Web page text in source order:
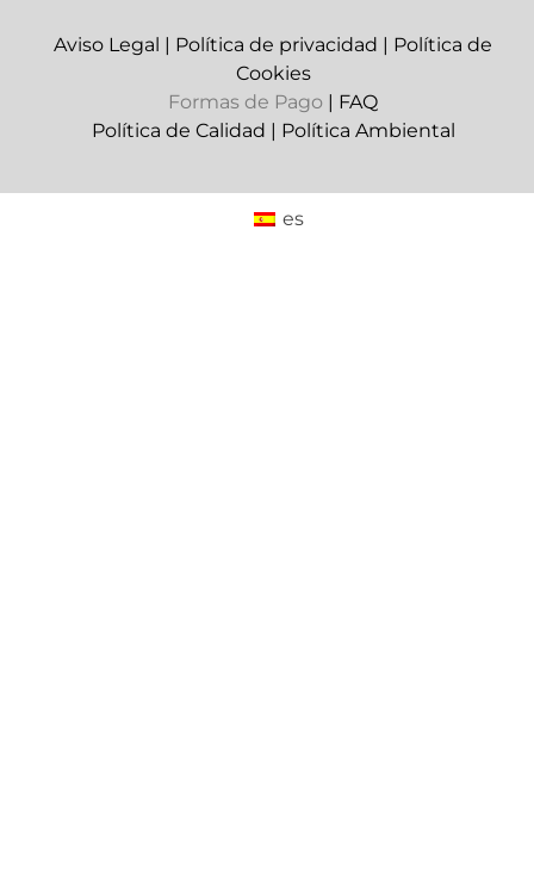
Aviso Legal | Política de privacidad | Política de
Cookies
Formas de Pago | FAQ
Política de Calidad | Política Ambiental
es